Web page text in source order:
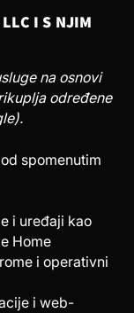
LLC I S NJIM
na osnovi
određene
spomenutim
i uređaji kao
Home
i operativni
i web-